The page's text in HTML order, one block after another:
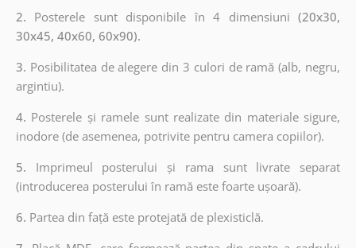
2. Posterele sunt disponibile în 4 dimensiuni (20x30,
30x45, 40x60, 60x90).
3. Posibilitatea de alegere din 3 culori de ramă (alb, negru,
argintiu).
4. Posterele și ramele sunt realizate din materiale sigure,
inodore (de asemenea, potrivite pentru camera copiilor).
5. Imprimeul posterului și rama sunt livrate separat
(introducerea posterului în ramă este foarte ușoară).
6. Partea din față este protejată de plexisticlă.